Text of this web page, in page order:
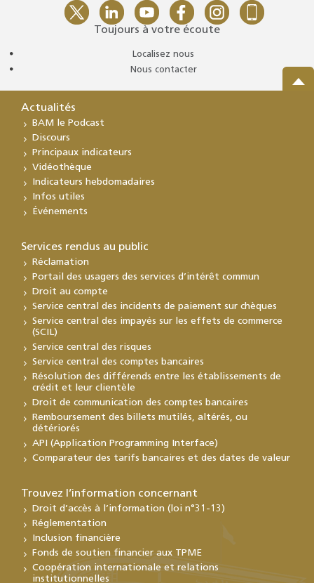
Toujours à votre écoute
Localisez nous
Nous contacter
Actualités
BAM le Podcast
Discours
Principaux indicateurs
Vidéothèque
Indicateurs hebdomadaires
Infos utiles
Événements
Services rendus au public
Réclamation
Portail des usagers des services d’intérêt commun
Droit au compte
Service central des incidents de paiement sur chèques
Service central des impayés sur les effets de commerce
(SCIL)
Service central des risques
Service central des comptes bancaires
Résolution des différends entre les établissements de
crédit et leur clientèle
Droit de communication des comptes bancaires
Remboursement des billets mutilés, altérés, ou
détériorés
API (Application Programming Interface)
Comparateur des tarifs bancaires et des dates de valeur
Trouvez l’information concernant
Droit d’accès à l’information (loi n°31-13)
Réglementation
Inclusion financière
Fonds de soutien financier aux TPME
Coopération internationale et relations
institutionnelles